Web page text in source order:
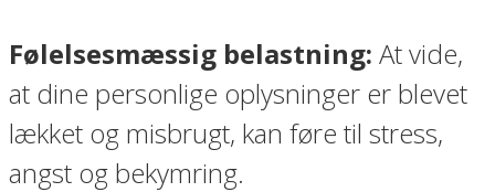
Følelsesmæssig belastning: At vide,
at dine personlige oplysninger er blevet
lækket og misbrugt, kan føre til stress,
angst og bekymring.